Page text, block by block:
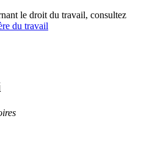
le droit du travail, consultez
du travail